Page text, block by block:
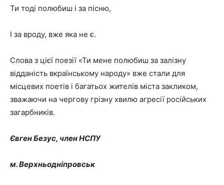
Ти тоді полюбиш і за пісню,
І за вроду, вже яка не є.
Слова з цієї поезії «Ти мене полюбиш за залізну
відданість вкраїнському народу» вже стали для
місцевих поетів і багатьох жителів міста закликом,
зважаючи на чергову грізну хвилю агресії російських
загарбників.
Євген Безус, член НСПУ
м. Верхньодніпровськ